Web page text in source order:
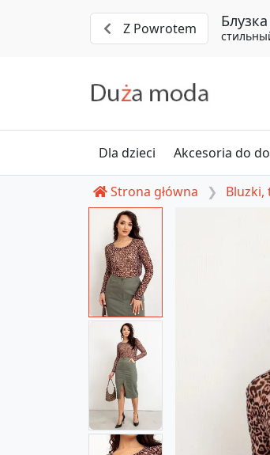
Z Powrotem
Dla dzieci Akcesoria do
Strona główna Bluzki,